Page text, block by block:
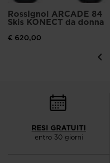
Rossignol ARCADE 84
Skis KONECT da donna
€ 620,00
RESI GRATUITI
entro 30 giorni